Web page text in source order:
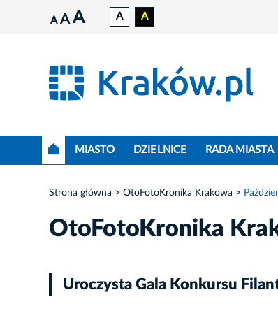
A A A A A
MIASTO DZIELNICE RADA MIASTA
Strona główna OtoFotoKronika Krakowa
OtoFotoKronika
Uroczysta Gala Konkursu